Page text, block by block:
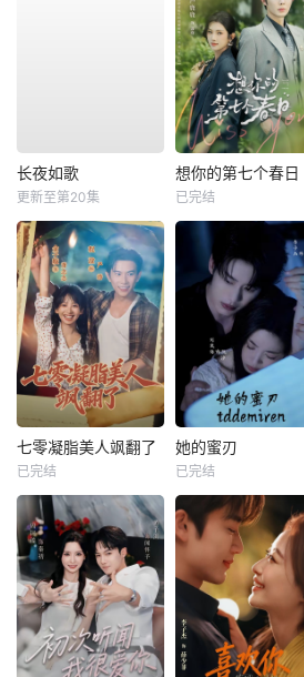
长夜如歌
更新至第20集
想你的第七个春日
已完结
七零凝脂美人飒翻了
已完结
她的蜜刃
已完结